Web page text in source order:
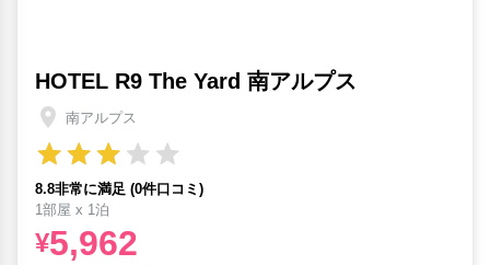
HOTEL R9 The Yard 南アルプス
南アルプス
8.8非常に満足 (0件口コミ)
1部屋 x 1泊
¥5,962